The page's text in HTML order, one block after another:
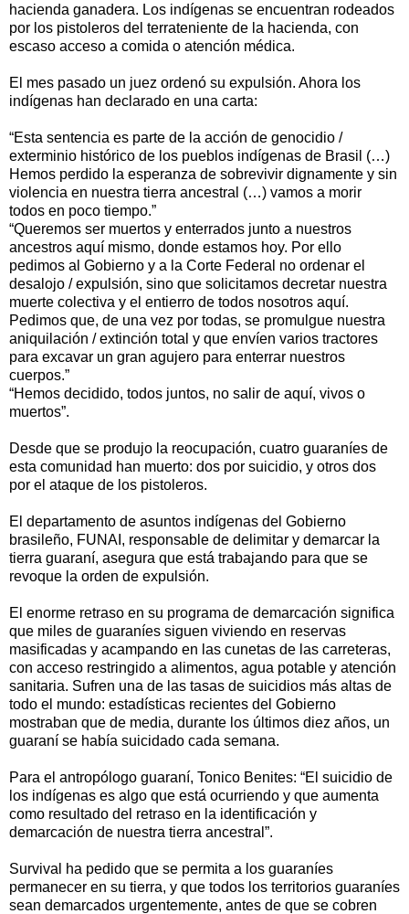
hacienda ganadera. Los indígenas se encuentran rodeados
por los pistoleros del terrateniente de la hacienda, con
escaso acceso a comida o atención médica.
El mes pasado un juez ordenó su expulsión. Ahora los
indígenas han declarado en una carta:
“Esta sentencia es parte de la acción de genocidio /
exterminio histórico de los pueblos indígenas de Brasil (…)
Hemos perdido la esperanza de sobrevivir dignamente y sin
violencia en nuestra tierra ancestral (…) vamos a morir
todos en poco tiempo.”
“Queremos ser muertos y enterrados junto a nuestros
ancestros aquí mismo, donde estamos hoy. Por ello
pedimos al Gobierno y a la Corte Federal no ordenar el
desalojo / expulsión, sino que solicitamos decretar nuestra
muerte colectiva y el entierro de todos nosotros aquí.
Pedimos que, de una vez por todas, se promulgue nuestra
aniquilación / extinción total y que envíen varios tractores
para excavar un gran agujero para enterrar nuestros
cuerpos.”
“Hemos decidido, todos juntos, no salir de aquí, vivos o
muertos”.
Desde que se produjo la reocupación, cuatro guaraníes de
esta comunidad han muerto: dos por suicidio, y otros dos
por el ataque de los pistoleros.
El departamento de asuntos indígenas del Gobierno
brasileño, FUNAI, responsable de delimitar y demarcar la
tierra guaraní, asegura que está trabajando para que se
revoque la orden de expulsión.
El enorme retraso en su programa de demarcación significa
que miles de guaraníes siguen viviendo en reservas
masificadas y acampando en las cunetas de las carreteras,
con acceso restringido a alimentos, agua potable y atención
sanitaria. Sufren una de las tasas de suicidios más altas de
todo el mundo: estadísticas recientes del Gobierno
mostraban que de media, durante los últimos diez años, un
guaraní se había suicidado cada semana.
Para el antropólogo guaraní, Tonico Benites: “El suicidio de
los indígenas es algo que está ocurriendo y que aumenta
como resultado del retraso en la identificación y
demarcación de nuestra tierra ancestral”.
Survival ha pedido que se permita a los guaraníes
permanecer en su tierra, y que todos los territorios guaraníes
sean demarcados urgentemente, antes de que se cobren